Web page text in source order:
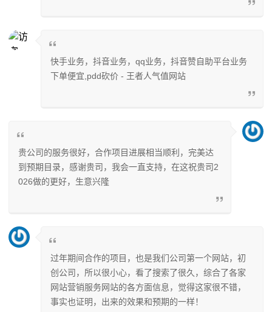
快手业务，抖音业务，qq业务，抖音赞自助平台业务
下单便宜,pdd砍价 - 王者人气值网站
贵公司的服务很好，合作项目进展相当顺利，完美达
到预期目录，感谢贵司，我会一直支持，在这祝贵司2
026做的更好，生意兴隆
过年期间合作的项目，也是我们公司第一个网站，初
创公司，所以很小心，看了搜索了很久，综合了各家
网站营销服务网站的各方面信息，觉得这家很不错，
事实也证明，出来的效果和预期的一样！